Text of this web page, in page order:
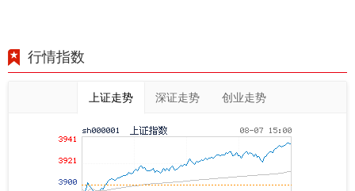
行情指数
上证走势 深证走势 创业走势